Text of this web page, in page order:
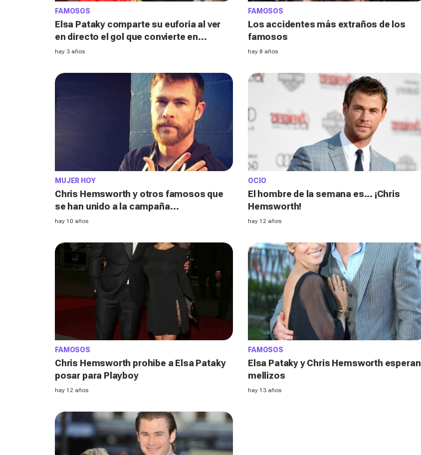
FAMOSOS
Elsa Pataky comparte su euforia al ver
en directo el gol que convierte en
campeona del mundo a España
hay 3 años
FAMOSOS
Los accidentes más extraños de los
famosos
hay 8 años
MUJER HOY
Chris Hemsworth y otros famosos que
se han unido a la campaña
#PolishedMan contra la violencia en
hay 10 años
OCIO
El hombre de la semana es... ¡Chris
Hemsworth!
hay 12 años
FAMOSOS
Chris Hemsworth prohibe a Elsa Pataky
posar para Playboy
hay 12 años
FAMOSOS
Elsa Pataky y Chris Hemsworth esperan
mellizos
hay 13 años